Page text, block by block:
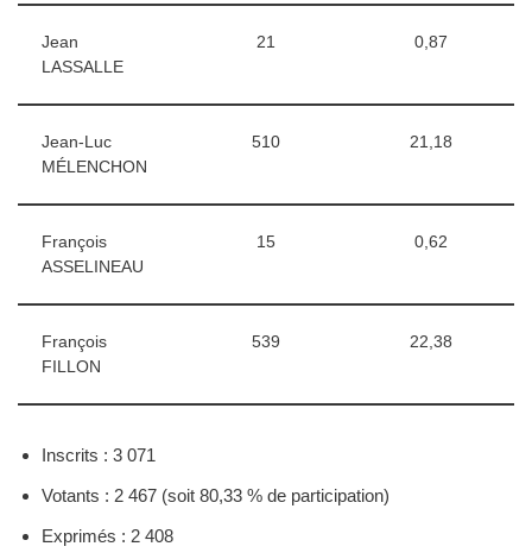
Jean
LASSALLE
21 0,87
Jean-Luc
MÉLENCHON
510 21,18
François
ASSELINEAU
15 0,62
François
FILLON
539 22,38
Inscrits : 3 071
Votants : 2 467 (soit 80,33 % de participation)
Exprimés : 2 408